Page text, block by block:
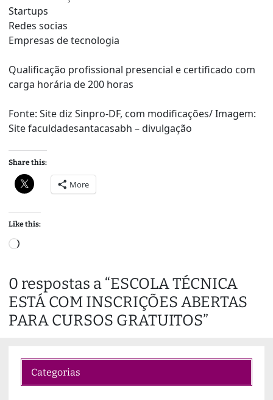
Startups
Redes socias
Empresas de tecnologia
Qualificação profissional presencial e certificado com
carga horária de 200 horas
Fonte: Site diz Sinpro-DF, com modificações/ Imagem:
Site faculdadesantacasabh – divulgação
Share this:
More
Like this:
L
d
i
n
0 respostas a “ESCOLA TÉCNICA
ESTÁ COM INSCRIÇÕES ABERTAS
PARA CURSOS GRATUITOS”
Categorias